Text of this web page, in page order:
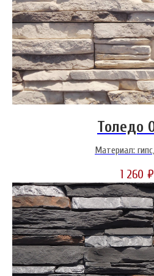
Толедо
Материал:
1 260 ₽